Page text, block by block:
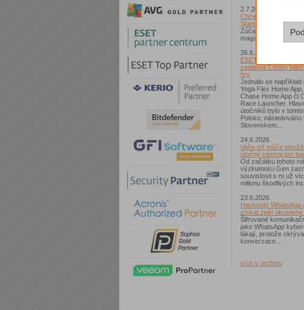
2.7.2026
Chcete získat Norton
Standard?
Zúčastněte se
magazínem IT
26.6.2026
ESET: S příchodem
zaplavují Česko
hry
Jednalo se například
Yoga Flex Home
Chase Home App či
Race Launcher.
útočníků bylo v
Polsko, následováno
Slovenskem...
24.6.2026
Vaše síť může
útočný nástroj pro
Od začátku tohoto
výzkumníci Gen
souvislosti s ní už
milionu škodlivých
23.6.2026
Hacknutý WhatsApp
získat zpět ukradený
Šifrované
jako WhatsApp
lákají, protože
konverzace...
více v archivu